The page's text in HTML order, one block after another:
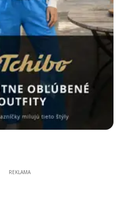
REKLAMA